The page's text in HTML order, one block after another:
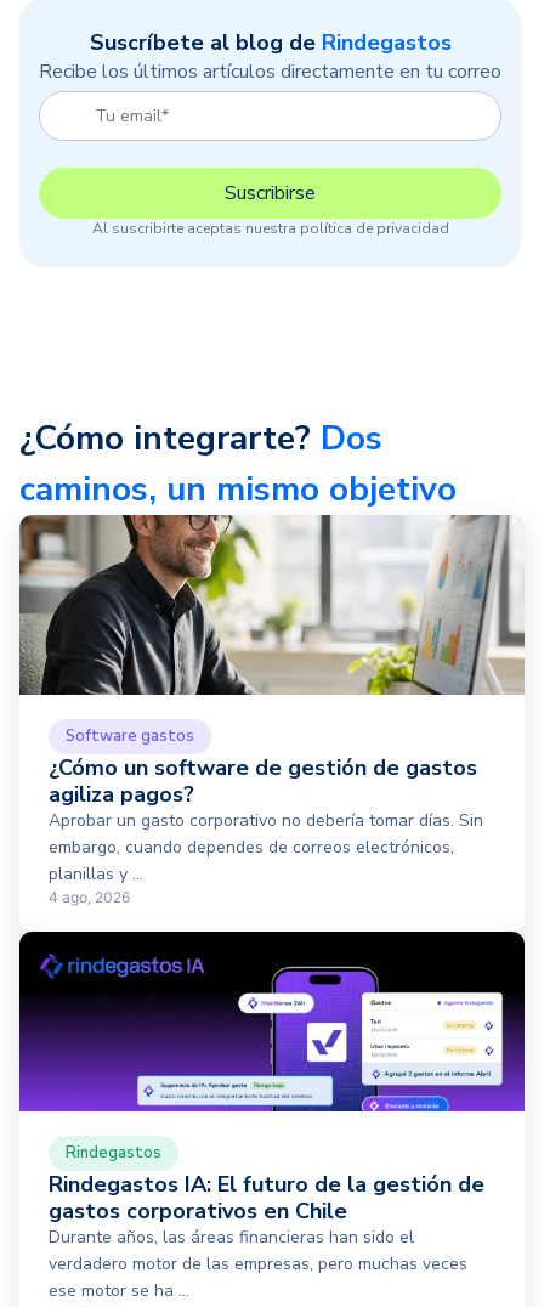
Suscríbete al blog de Rindegastos
Recibe los últimos artículos directamente en tu correo
Al suscribirte aceptas nuestra política de privacidad
¿Cómo integrarte? Dos
caminos, un mismo objetivo
Software gastos
¿Cómo un software de gestión de gastos
agiliza pagos?
Aprobar un gasto corporativo no debería tomar días. Sin
embargo, cuando dependes de correos electrónicos,
planillas y ...
4 ago, 2026
Rindegastos
Rindegastos IA: El futuro de la gestión de
gastos corporativos en Chile
Durante años, las áreas financieras han sido el
verdadero motor de las empresas, pero muchas veces
ese motor se ha ...